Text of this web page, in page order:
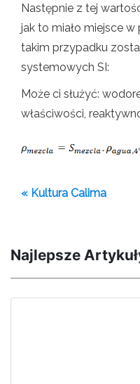
Następnie z tej
jak to miało miejsce
takim przypadku
systemowych SI:
Może ci służyć:
właściwości,
« Kultura Calima
Najlepsze